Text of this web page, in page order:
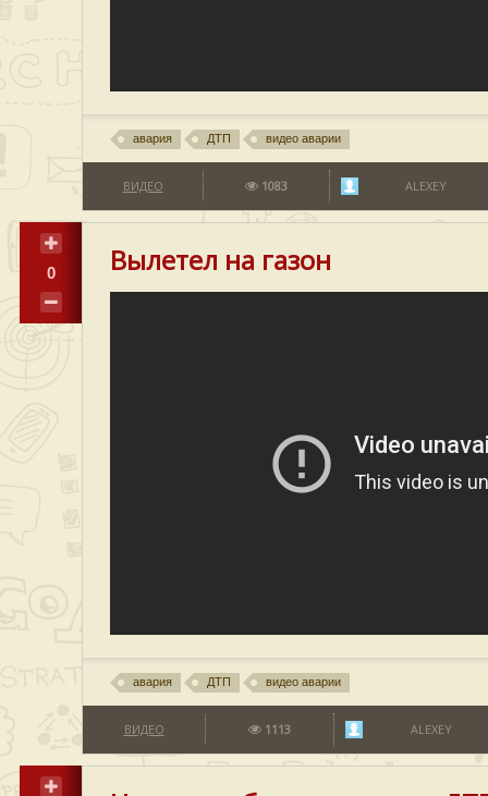
авария ДТП видео аварии
ВИДЕО 1083 ALEXEY
0 Вылетел на газон
авария ДТП видео аварии
ВИДЕО 1113 ALEXEY